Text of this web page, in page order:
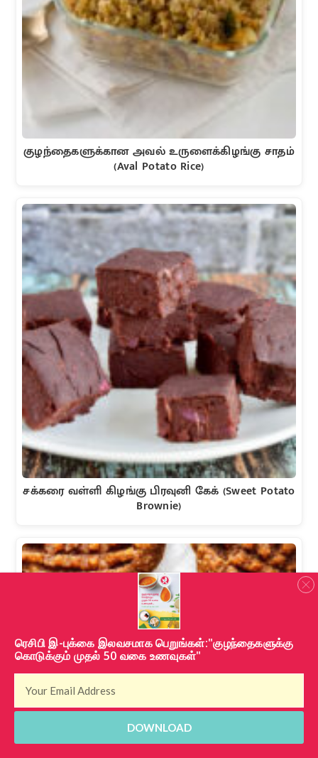
குழந்தைகளுக்கான அவல் உருளைக்கிழங்கு சாதம்
(Aval Potato Rice)
சக்கரை வள்ளி கிழங்கு பிரவுனி கேக் (Sweet Potato
Brownie)
​ரெசிபி இ-புக்கை இலவசமாக பெறுங்கள்:"குழந்தைகளுக்கு
கொடுக்கும் முதல் 50 வகை உணவுகள்"
DOWNLOAD